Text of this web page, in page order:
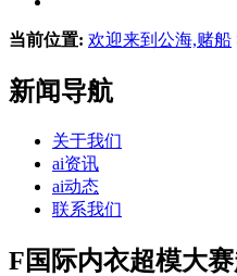
当前位置: 欢迎来到公海,赌船
新闻导航
关于我们
ai资讯
ai动态
联系我们
F国际内衣超模大